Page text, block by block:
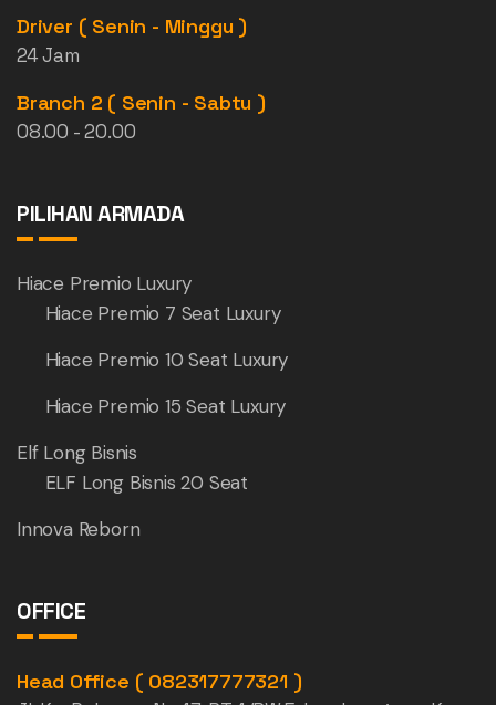
Driver ( Senin - Minggu )
24 Jam
Branch 2 ( Senin - Sabtu )
08.00 - 20.00
PILIHAN ARMADA
Hiace Premio Luxury
Hiace Premio 7 Seat Luxury
Hiace Premio 10 Seat Luxury
Hiace Premio 15 Seat Luxury
Elf Long Bisnis
ELF Long Bisnis 20 Seat
Innova Reborn
OFFICE
Head Office ( 082317777321 )